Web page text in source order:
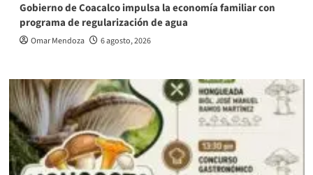
Gobierno de Coacalco impulsa la economía familiar con
programa de regularización de agua
Omar Mendoza 6 agosto, 2026